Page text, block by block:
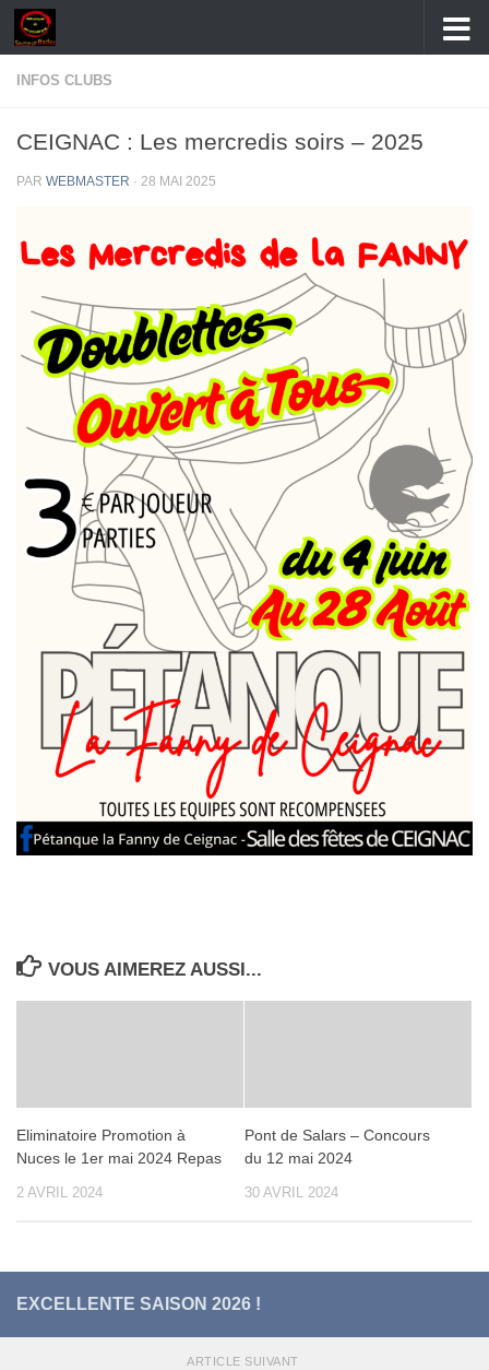
Skip to content
INFOS CLUBS
CEIGNAC : Les mercredis soirs – 2025
PAR WEBMASTER · 28 MAI 2025
VOUS AIMEREZ AUSSI...
Eliminatoire Promotion à
Nuces le 1er mai 2024 Repas
2 AVRIL 2024
Pont de Salars – Concours
du 12 mai 2024
30 AVRIL 2024
EXCELLENTE SAISON 2026 !
ARTICLE SUIVANT